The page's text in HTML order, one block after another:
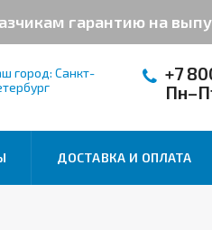
гарантию на
город: Санкт-
+7
ДОСТАВКА И ОПЛАТА